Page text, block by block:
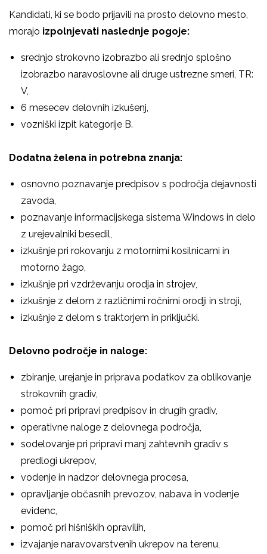
Kandidati, ki se bodo prijavili na prosto delovno mesto,
morajo izpolnjevati naslednje pogoje:
srednjo strokovno izobrazbo ali srednjo splošno
izobrazbo naravoslovne ali druge ustrezne smeri, TR:
V,
6 mesecev delovnih izkušenj,
vozniški izpit kategorije B.
Dodatna želena in potrebna znanja:
osnovno poznavanje predpisov s področja dejavnosti
zavoda,
poznavanje informacijskega sistema Windows in delo
z urejevalniki besedil,
izkušnje pri rokovanju z motornimi kosilnicami in
motorno žago,
izkušnje pri vzdrževanju orodja in strojev,
izkušnje z delom z različnimi ročnimi orodji in stroji,
izkušnje z delom s traktorjem in priključki.
Delovno področje in naloge:
zbiranje, urejanje in priprava podatkov za oblikovanje
strokovnih gradiv,
pomoč pri pripravi predpisov in drugih gradiv,
operativne naloge z delovnega področja,
sodelovanje pri pripravi manj zahtevnih gradiv s
predlogi ukrepov,
vodenje in nadzor delovnega procesa,
opravljanje občasnih prevozov, nabava in vodenje
evidenc,
pomoč pri hišniških opravilih,
izvajanje naravovarstvenih ukrepov na terenu,